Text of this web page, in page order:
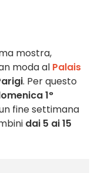
mostra,
moda al Palais
. Per questo
1°
fine settimana
dai 5 ai 15